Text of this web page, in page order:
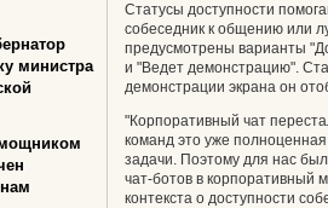
Статусы доступности
собеседник к общению или
предусмотрены варианты
и "Ведет демонстрацию".
демонстрации экрана он
"Корпоративный чат
команд это уже
задачи. Поэтому для нас
чат-ботов в корпоративный
контекста о доступности
министра